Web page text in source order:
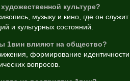
культуре?
музыку и кино, где он служит
и культурных состояний.
1вин влияют на общество?
формирование идентичности
вопросов.